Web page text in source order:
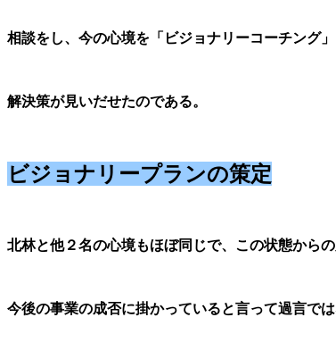
相談をし、今の心境を「ビジョナリーコーチング
解決策が見いだせたのである。
ビジョナリープランの策定
北林と他２名の心境もほぼ同じで、この状態からの
今後の事業の成否に掛かっていると言って過言では